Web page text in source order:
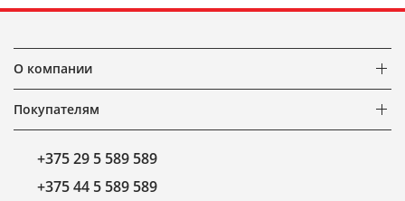
О компании
Покупателям
+375 29 5 589 589
+375 44 5 589 589